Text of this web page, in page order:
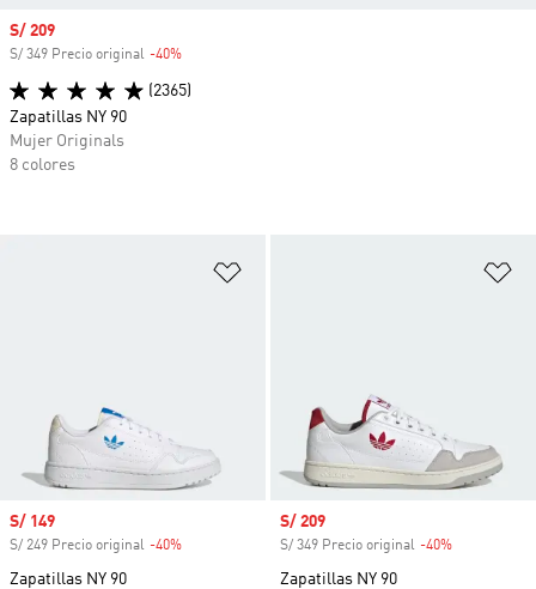
Precio de venta
S/ 149
S/ 249 Precio original -40%
Zapatillas NY 90
Precio de venta
S/ 209
S/ 349 Precio original -40%
Zapatillas NY 90
Precio de venta
S/ 209
S/ 349 Precio original -40%
(2365)
Zapatillas NY 90
Mujer Originals
8 colores